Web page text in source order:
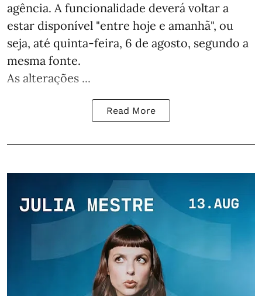
agência. A funcionalidade deverá voltar a
estar disponível "entre hoje e amanhã", ou
seja, até quinta-feira, 6 de agosto, segundo a
mesma fonte.
As alterações ...
Read More